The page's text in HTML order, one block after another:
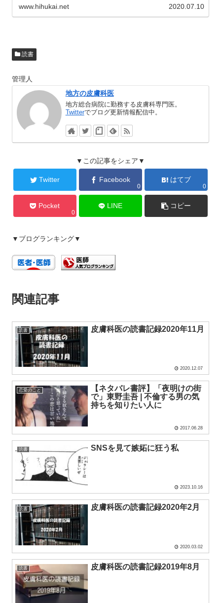
www.hihukai.net 2020.07.10
読書
管理人
地方の皮膚科医
地方総合病院に勤務する皮膚科専門医。
Twitterでブログ更新情報配信中。
▼この記事をシェア▼
Twitter Facebook
0
はてブ
0
Pocket
0
LINE コピー
▼ブログランキング▼
関連記事
読書 皮膚科医の読書記録2020年11月
2020.12.07
恋愛のこと
【ネタバレ書評】「夜明けの街
で」東野圭吾 | 不倫する男の気
持ちを知りたい人に
2017.06.28
読書 SNSを見て嫉妬に狂う私
2023.10.16
読書 皮膚科医の読書記録2020年2月
2020.03.02
読書 皮膚科医の読書記録2019年8月